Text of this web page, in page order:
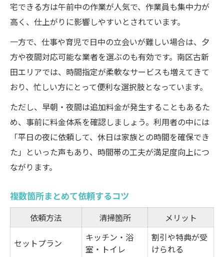
宅できる方は午前中の作業が人気で、作業員も集中力が
高く、仕上がりに影響しやすいとされています。
一方で、仕事や育児で日中の立会いが難しい場合は、夕
方や夜間対応可能な業者を選ぶのも有効です。南区古新
田エリアでは、時間指定が柔軟なサービスも増えてきて
おり、忙しい方にとって便利な選択肢となっています。
ただし、早朝・夜間は追加料金が発生することもあるた
め、事前に料金体系を確認しましょう。利用者の中には
「平日の夜に依頼して、休日は家族との時間を確保でき
た」といった声もあり、時間帯の工夫が満足度向上につ
ながります。
複数箇所まとめて依頼するコツ
依頼方法 清掃箇所 メリット
セットプラン
キッチン・浴
室・トイレ
割引や特典が受
けられる